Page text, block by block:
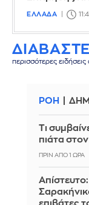
ΕΛΛΑΔΑ
περισσότερες
ΡΟΗ
Τι
πιάτα
ΠΡΙΝ ΑΠΌ 1 ΏΡΑ